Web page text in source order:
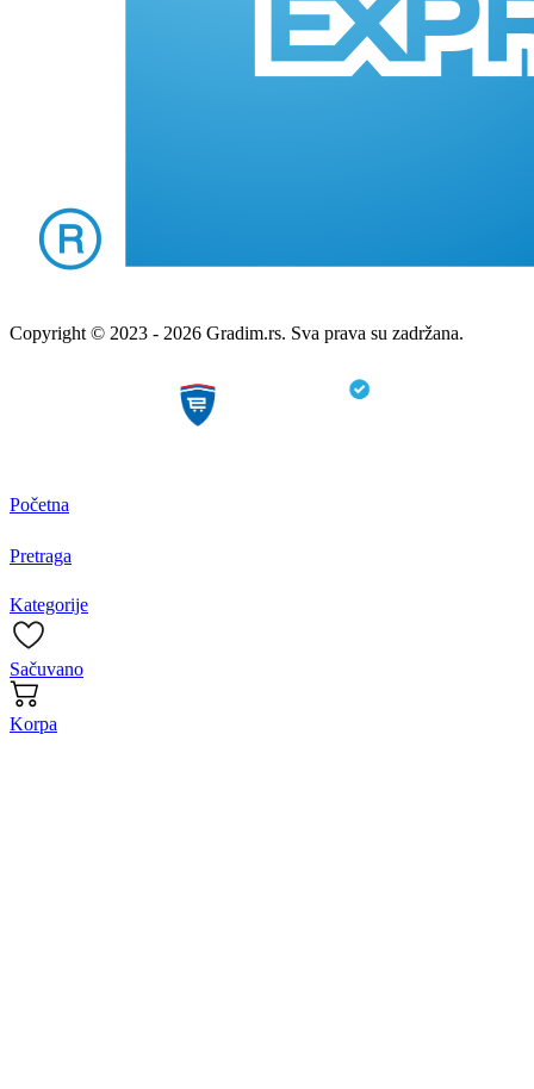
Copyright © 2023 - 2026 Gradim.rs. Sva prava su zadržana.
Početna
Pretraga
Kategorije
Sačuvano
Korpa